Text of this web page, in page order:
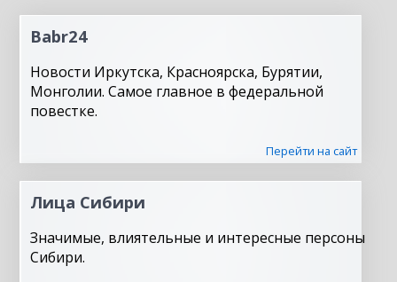
Babr24
Новости Иркутска, Красноярска, Бурятии,
Монголии. Самое главное в федеральной
повестке.
Перейти на сайт
Лица Сибири
Значимые, влиятельные и интересные персоны
Сибири.